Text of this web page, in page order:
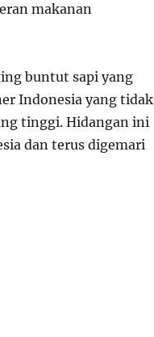
makanan
buntut sapi yang
Indonesia yang tidak
tinggi. Hidangan ini
dan terus digemari